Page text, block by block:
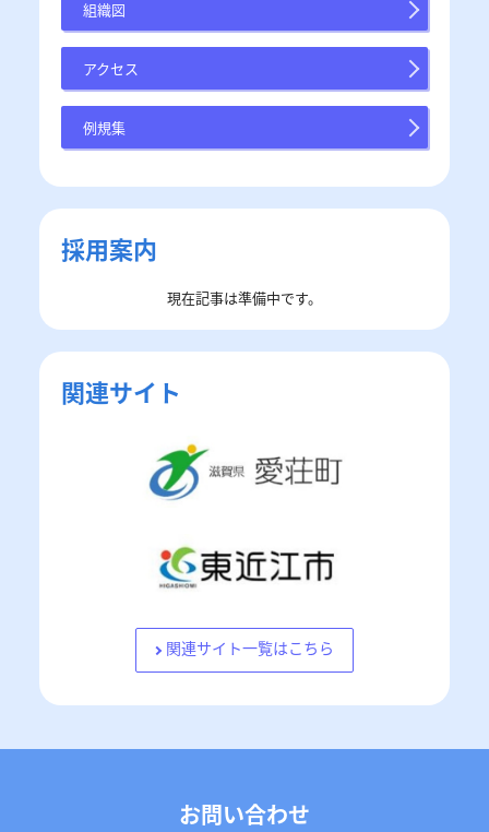
組織図
アクセス
例規集
採用案内
現在記事は準備中です。
関連サイト
関連サイト一覧はこちら
お問い合わせ